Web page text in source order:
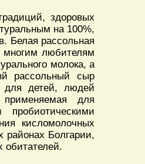
здоровых
на 100%,
Белая рассольная
многим любителям
молока, а
рассольный сыр
для детей, людей
применяемая для
кисломолочных
районах Болгарии,